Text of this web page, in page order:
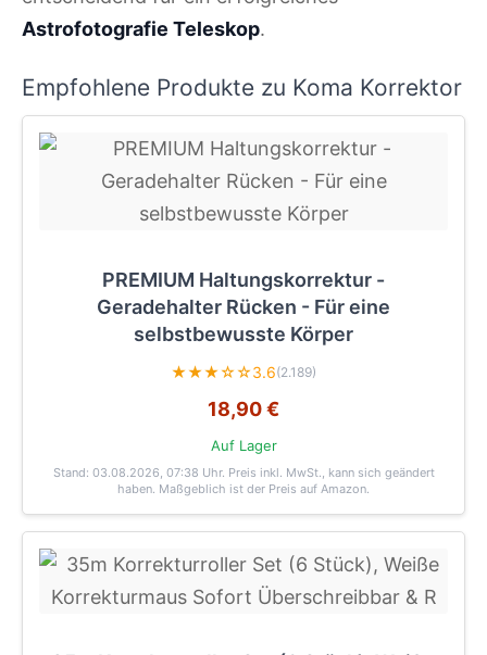
Astrofotografie Teleskop.
Empfohlene Produkte zu Koma Korrektor
PREMIUM Haltungskorrektur -
Geradehalter Rücken - Für eine
selbstbewusste Körper
★★★☆☆3.6(2.189)
18,90 €
Auf Lager
Stand: 03.08.2026, 07:38 Uhr. Preis inkl. MwSt., kann sich geändert
haben. Maßgeblich ist der Preis auf Amazon.